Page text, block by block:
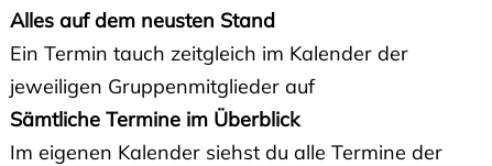
Alles auf dem neusten Stand
Ein Termin tauch zeitgleich im Kalender der
jeweiligen Gruppenmitglieder auf
Sämtliche Termine im Überblick
Im eigenen Kalender siehst du alle Termine der